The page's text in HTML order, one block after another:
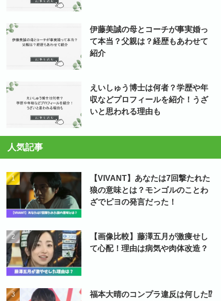
伊藤美誠の母とコーチが事実婚っ
て本当？父親は？経歴もあわせて
紹介
えいしゅう博士は何者？学歴や年
収などプロフィールを紹介！うざ
いと思われる理由も
人気記事
【VIVANT】あなたは7回撃たれた
狼の意味とは？モンゴルのことわ
ざでピヨの発言だった！
【画像比較】藤澤五月が激痩せし
て心配！理由は病気や肉体改造？
福本大晴のコンプラ違反は何した⁉